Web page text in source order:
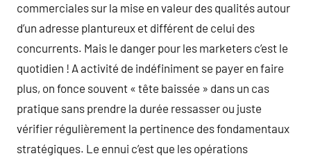
commerciales sur la mise en valeur des qualités autour
d’un adresse plantureux et différent de celui des
concurrents. Mais le danger pour les marketers c’est le
quotidien ! A activité de indéfiniment se payer en faire
plus, on fonce souvent « tête baissée » dans un cas
pratique sans prendre la durée ressasser ou juste
vérifier régulièrement la pertinence des fondamentaux
stratégiques. Le ennui c’est que les opérations